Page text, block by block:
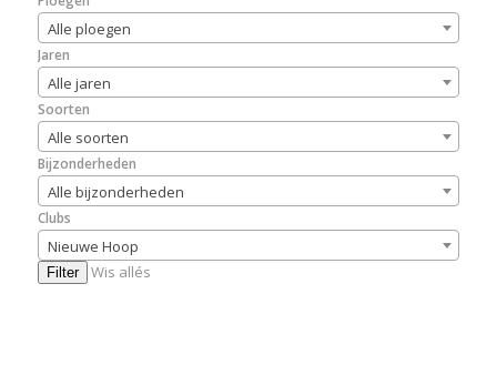
Alle ploegen
Jaren
Alle jaren
Soorten
Alle soorten
Bijzonderheden
Alle bijzonderheden
Clubs
Nieuwe Hoop
Filter Wis allés